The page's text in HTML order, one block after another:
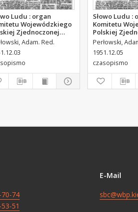
Ludu : organ
Wojewódzkiego
Zjednoczonej
Robotniczej, 1951,
nr 312
Adam. Red.
Słowo Ludu :
Komitetu
Polskiej
Partii
R.3, nr 314
Perłowski,
1951.12.05
czasopismo
74
51
E-Mail